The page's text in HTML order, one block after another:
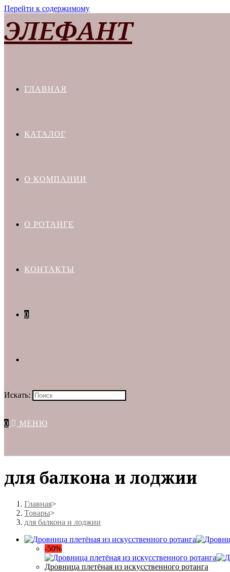
Перейти к содержимому
ЭЛЕФАНТ
ГЛАВНАЯ
КАТАЛОГ
О КОМПАНИИ
О РОТАНГЕ
КОНТАКТЫ
0
Искать:
0 МЕНЮ
для балкона и лоджии
Главная>
Товары>
для балкона и лоджии
-50%
Дровница плетёная из искусственного ротанга